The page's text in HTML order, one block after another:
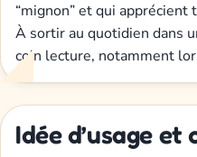
“mignon” et qui
À sortir au quotidien dans
coin lecture, notamment
Idée d’usage et